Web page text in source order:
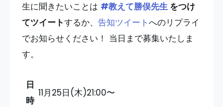
生に聞きたいことは #教えて勝俣先生 をつけ
てツイートするか、 告知ツイートへのリプライ
でお知らせください！ 当日まで募集いたしま
す。
日
時
11月25日(木)21:00〜